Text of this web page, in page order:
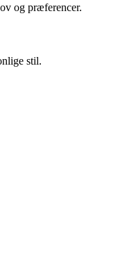
og præferencer.
stil.